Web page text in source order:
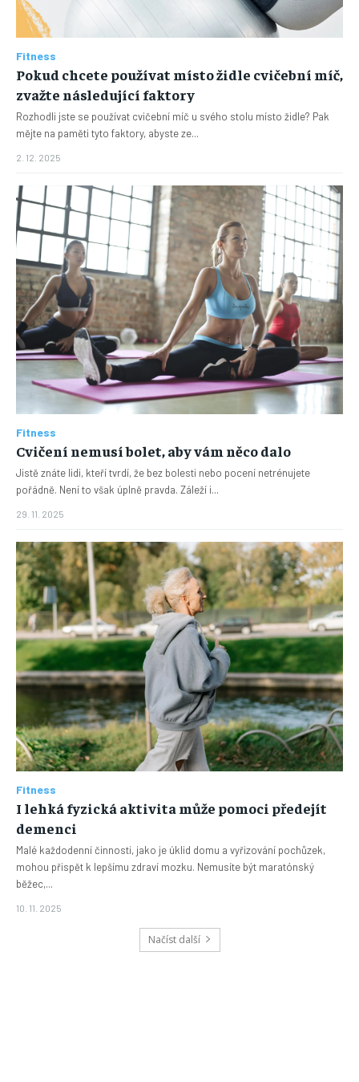
Fitness
Pokud chcete používat místo židle cvičební míč,
zvažte následující faktory
Rozhodli jste se používat cvičební míč u svého stolu místo židle? Pak
mějte na paměti tyto faktory, abyste ze...
2. 12. 2025
Fitness
Cvičení nemusí bolet, aby vám něco dalo
Jistě znáte lidi, kteří tvrdí, že bez bolesti nebo pocení netrénujete
pořádně. Není to však úplně pravda. Záleží i...
29. 11. 2025
Fitness
I lehká fyzická aktivita může pomoci předejít
demenci
Malé každodenní činnosti, jako je úklid domu a vyřizování pochůzek,
mohou přispět k lepšímu zdraví mozku. Nemusíte být maratónský
běžec,...
10. 11. 2025
Načíst další